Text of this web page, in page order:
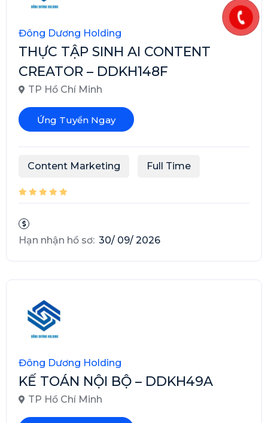
Đông Dương Holding
THỰC TẬP SINH AI CONTENT
CREATOR – DDKH148F
TP Hồ Chí Minh
Ứng Tuyển Ngay
Content Marketing Full Time
Hạn nhận hồ sơ: 30/ 09/ 2026
Đông Dương Holding
KẾ TOÁN NỘI BỘ – DDKH49A
TP Hồ Chí Minh